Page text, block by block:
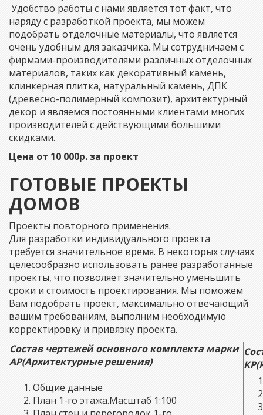
Удобство работы с нами является тот факт, что
наряду с разработкой проекта, мы можем
подобрать отделочные материалы, что является
очень удобным для заказчика. Мы сотрудничаем с
фирмами-производителями различных отделочных
материалов, таких как декоративный камень,
клинкерная плитка, натуральный камень, ДПК
(древесно-полимерный композит), архитектурный
декор и являемся постоянными клиентами многих
производителей с действующими большими
скидками.
Цена от 10 000р. за проект
ГОТОВЫЕ ПРОЕКТЫ
ДОМОВ
Проекты повторного применения.
Для разработки индивидуального проекта
требуется значительное время. В некоторых случаях
целесообразно использовать ранее разработанные
проекты, что позволяет значительно уменьшить
сроки и стоимость проектирования. Мы поможем
Вам подобрать проект, максимально отвечающий
вашим требованиям, выполним необходимую
корректировку и привязку проекта.
Состав чертежей основного комплекта марки
АР(Архитектурные решения)
Общие данные
План 1-го этажа.Масштаб 1:100